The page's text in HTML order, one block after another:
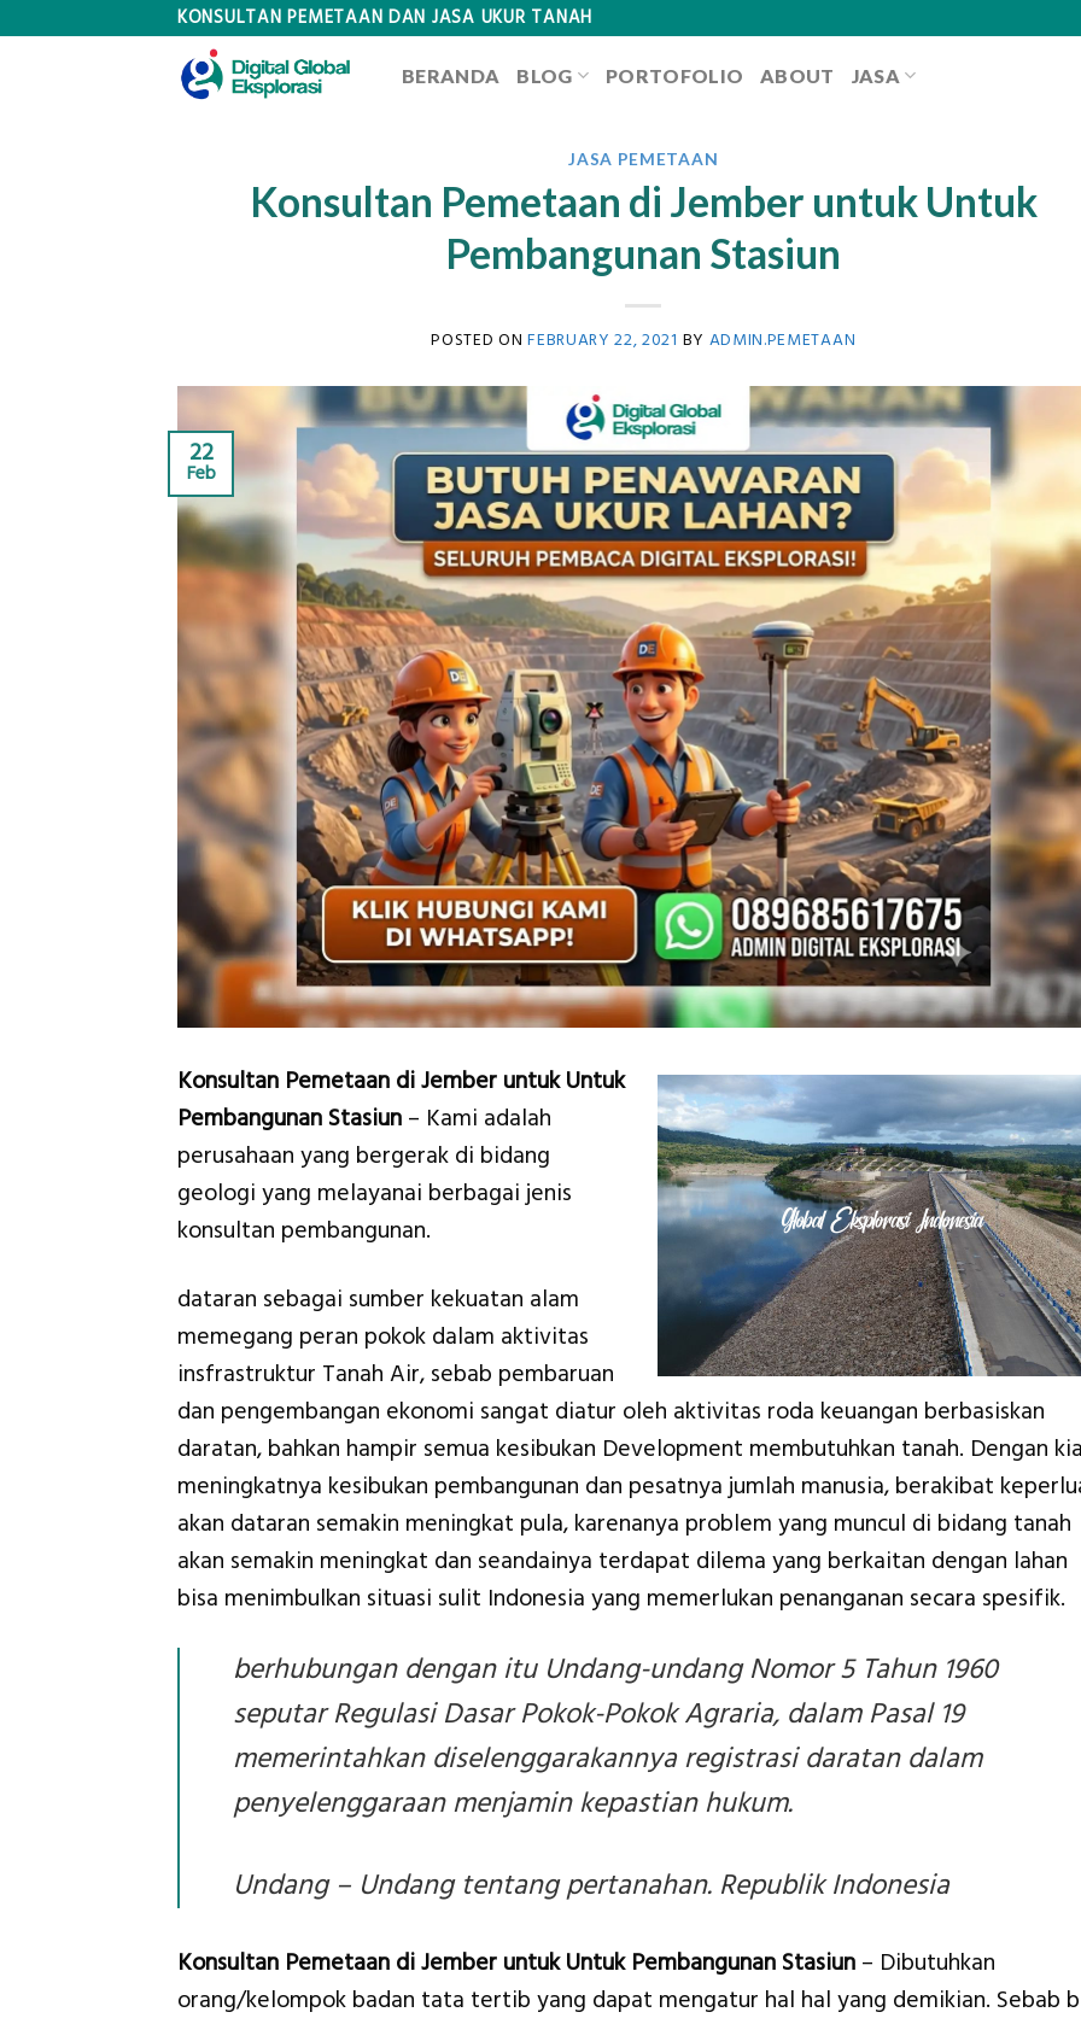
KONSULTAN PEMETAAN DAN JASA UKUR TANAH
BERANDA BLOG PORTOFOLIO ABOUT JASA
JASA PEMETAAN
Konsultan Pemetaan di Jember untuk Untuk
Pembangunan Stasiun
POSTED ONFEBRUARY 22, 2021 BY ADMIN.PEMETAAN
22
Feb
Konsultan Pemetaan di Jember untuk Untuk
Pembangunan Stasiun – Kami adalah
perusahaan yang bergerak di bidang
geologi yang melayanai berbagai jenis
konsultan pembangunan.
dataran sebagai sumber kekuatan alam
memegang peran pokok dalam aktivitas
insfrastruktur Tanah Air, sebab pembaruan
dan pengembangan ekonomi sangat diatur oleh aktivitas roda keuangan berbasiskan
daratan, bahkan hampir semua kesibukan Development membutuhkan tanah. Dengan
meningkatnya kesibukan pembangunan dan pesatnya jumlah manusia, berakibat
akan dataran semakin meningkat pula, karenanya problem yang muncul di bidang tanah
akan semakin meningkat dan seandainya terdapat dilema yang berkaitan dengan lahan
bisa menimbulkan situasi sulit Indonesia yang memerlukan penanganan secara spesifik.
berhubungan dengan itu Undang-undang Nomor 5 Tahun 1960
seputar Regulasi Dasar Pokok-Pokok Agraria, dalam Pasal 19
memerintahkan diselenggarakannya registrasi daratan dalam
penyelenggaraan menjamin kepastian hukum.
Undang – Undang tentang pertanahan. Republik Indonesia
Konsultan Pemetaan di Jember untuk Untuk Pembangunan Stasiun – Dibutuhkan
orang/kelompok badan tata tertib yang dapat mengatur hal hal yang demikian. Sebab